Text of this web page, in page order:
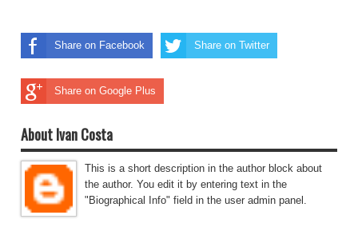
Share on Facebook Share on Twitter
Share on Google Plus
About Ivan Costa
This is a short description in the author block about
the author. You edit it by entering text in the
"Biographical Info" field in the user admin panel.